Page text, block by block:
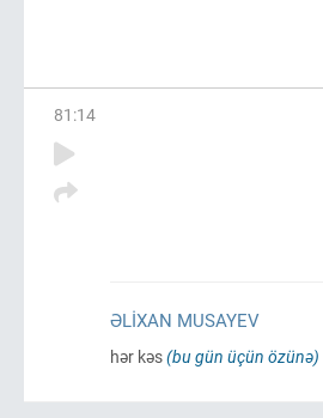
81 :14
ƏLIXAN MUSAYEV
hər kəs(bu gün üçün özünə)